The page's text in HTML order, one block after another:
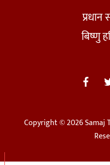
बिष्णु
Copyright © 2026 Samaj